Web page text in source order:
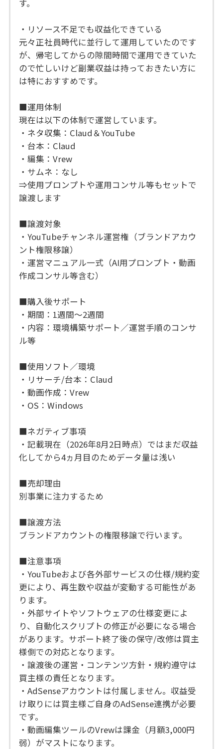
す。
・リソース不足でも収益化できている
元々正社員時代に並行して運用していたのです
が、帰宅してからの隙間時間で運用できていた
ので忙しいけど副業収益は持っておきたい方に
は特におすすめです。
■運用体制
現在は以下の体制で運営しています。
・ネタ収集：Claud＆YouTube
・台本：Claud
・編集：Vrew
・サムネ：なし
⇒使用プロンプトや運用コンサル等もセットで
譲渡します
■譲渡対象
・YouTubeチャンネル運営権（ブランドアカウ
ント権限移譲）
・運営マニュアル一式（AI用プロンプト・動画
作成コンサル等含む）
■購入後サポート
・期間：1週間～2週間
・内容：環境構築サポート／運営手順のコンサ
ル等
■使用ソフト／環境
・リサーチ/台本：Claud
・動画作成：Vrew
・OS：Windows
■ネガティブ事項
・記載現在（2026年8月2日時点）ではまだ収益
化してから4ヵ月目のためデータ量は浅い
■売却理由
別事業に注力するため
■譲渡方法
ブランドアカウントの権限移譲で行います。
■注意事項
・YouTubeおよび各外部サービスの仕様/規約変
更により、再生数や収益が変動する可能性があ
ります。
・外部サイトやソフトウェアの仕様変更によ
り、自動化スクリプトの修正が必要になる場合
があります。サポート終了後の保守/改修は買主
様側での対応となります。
・譲渡後の運営・コンテンツ方針・規約遵守は
買主様の責任となります。
・AdSenseアカウントは付属しません。収益受
け取りには買主様ご自身のAdSense連携が必要
です。
・動画編集ツールのVrewは課金（月額3,000円
弱）がマストになります。